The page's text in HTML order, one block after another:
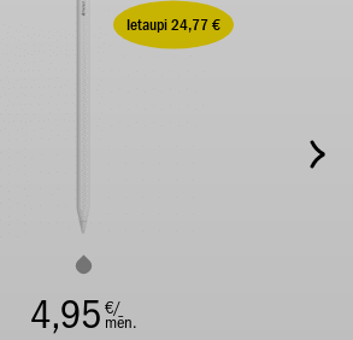
Ietaupi 24,77 €
4,95 €/
mēn.